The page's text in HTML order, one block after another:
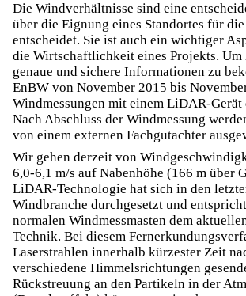
Die Windverhältnisse sind eine
über die Eignung eines Standortes für
entscheidet. Sie ist auch ein wichtiger
die Wirtschaftlichkeit eines Projekts.
genaue und sichere Informationen zu
EnBW von November 2015 bis
Windmessungen mit einem LiDAR-
Nach Abschluss der Windmessung
von einem externen Fachgutachter
Wir gehen derzeit von
6,0-6,1 m/s auf Nabenhöhe (166 m über
LiDAR-Technologie hat sich in den
Windbranche durchgesetzt und
normalen Windmessmasten dem
Technik. Bei diesem
Laserstrahlen innerhalb kürzester Zeit
verschiedene Himmelsrichtungen
Rückstreuung an den Partikeln in der